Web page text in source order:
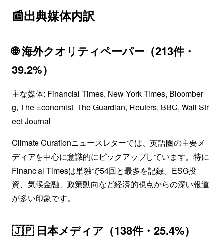
📰出典媒体内訳
🌐 海外クオリティペーパー（213件・
39.2%）
主な媒体: Financial Times, New York Times, Bloomber
g, The Economist, The Guardian, Reuters, BBC, Wall Str
eet Journal
Climate Curationニュースレターでは、英語圏の主要メ
ディアを中心に意識的にピックアップしています。特に
Financial Timesは単独で54回と最多を記録。ESG投
資、気候金融、政策動向など経済的視点からの深い報道
が多い印象です。
🇯🇵 日本メディア（138件・25.4%）